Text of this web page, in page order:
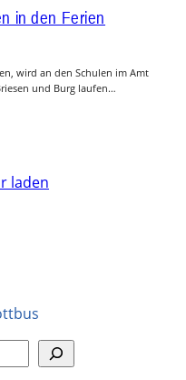
in den Ferien
wird an den Schulen im Amt
und Burg laufen…
laden